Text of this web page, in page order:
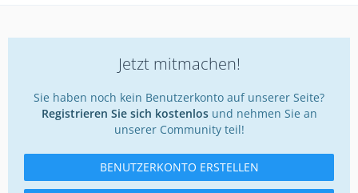
Jetzt mitmachen!
Sie haben noch kein Benutzerkonto auf unserer Seite?
Registrieren Sie sich kostenlosund nehmen Sie an
unserer Community teil!
BENUTZERKONTO ERSTELLEN